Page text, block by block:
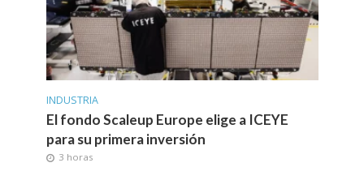
INDUSTRIA
El fondo Scaleup Europe elige a ICEYE
para su primera inversión
3 horas